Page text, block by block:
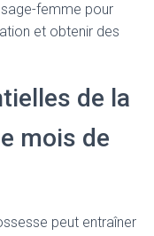
femme pour
et obtenir des
de la
mois de
peut entraîner